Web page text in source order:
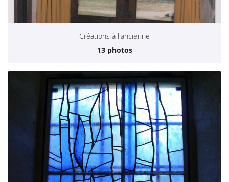
Créations à l'ancienne
13 photos